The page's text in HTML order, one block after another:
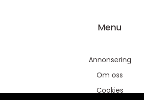
Menu
Annonsering
Om oss
Cookies